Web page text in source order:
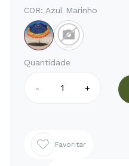
COR: Azul Marinho
Quantidade
- +
Favoritar